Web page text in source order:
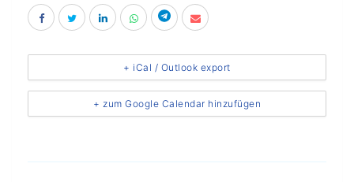
+ zum Google Calendar hinzufügen
+ iCal / Outlook export